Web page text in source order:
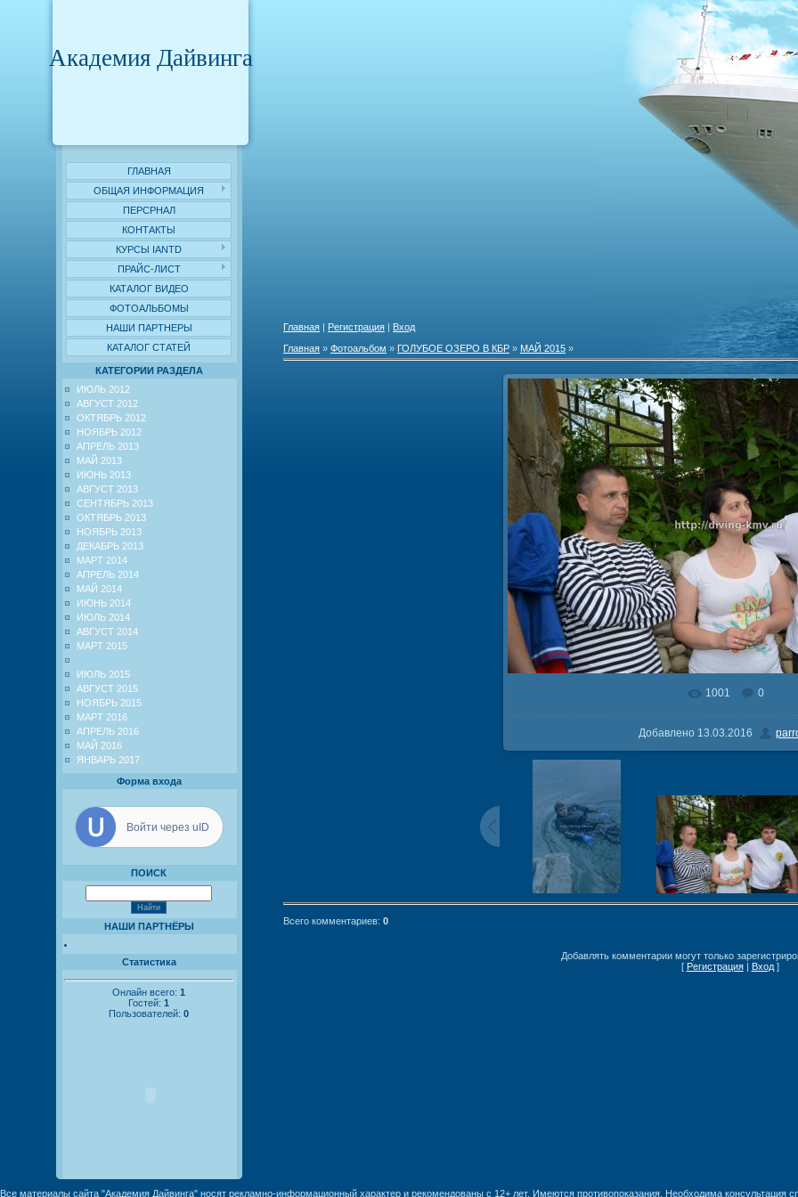
Академия Дайвинга
ГЛАВНАЯ
ОБЩАЯ ИНФОРМАЦИЯ
ПЕРСРНАЛ
КОНТАКТЫ
КУРСЫ IANTD
ПРАЙС-ЛИСТ
КАТАЛОГ ВИДЕО
ФОТОАЛЬБОМЫ
НАШИ ПАРТНЕРЫ
КАТАЛОГ СТАТЕЙ
КАТЕГОРИИ РАЗДЕЛА
ИЮЛЬ 2012
АВГУСТ 2012
ОКТЯБРЬ 2012
НОЯБРЬ 2012
АПРЕЛЬ 2013
МАЙ 2013
ИЮНЬ 2013
АВГУСТ 2013
СЕНТЯБРЬ 2013
ОКТЯБРЬ 2013
НОЯБРЬ 2013
ДЕКАБРЬ 2013
МАРТ 2014
АПРЕЛЬ 2014
МАЙ 2014
ИЮНЬ 2014
ИЮЛЬ 2014
АВГУСТ 2014
МАРТ 2015
ИЮЛЬ 2015
АВГУСТ 2015
НОЯБРЬ 2015
МАРТ 2016
АПРЕЛЬ 2016
МАЙ 2016
ЯНВАРЬ 2017
Форма входа
Войти через uID
ПОИСК
НАШИ ПАРТНЁРЫ
Статистика
Онлайн всего: 1
Гостей: 1
Пользователей: 0
Главная | Регистрация | Вход
Главная » Фотоальбом » ГОЛУБОЕ ОЗЕРО В КБР » МАЙ 2015 »
В реальном размере 2000x1324
1001 0
Добавлено 13.03.2016
Всего комментариев: 0
Добавлять комментарии могут только
[ Регистрация| Вход]
Все материалы сайта "Академия Дайвинга" носят рекламно-информационный характер и рекомендованы с 12+ лет. Имеются противопоказания. Необходима консультация